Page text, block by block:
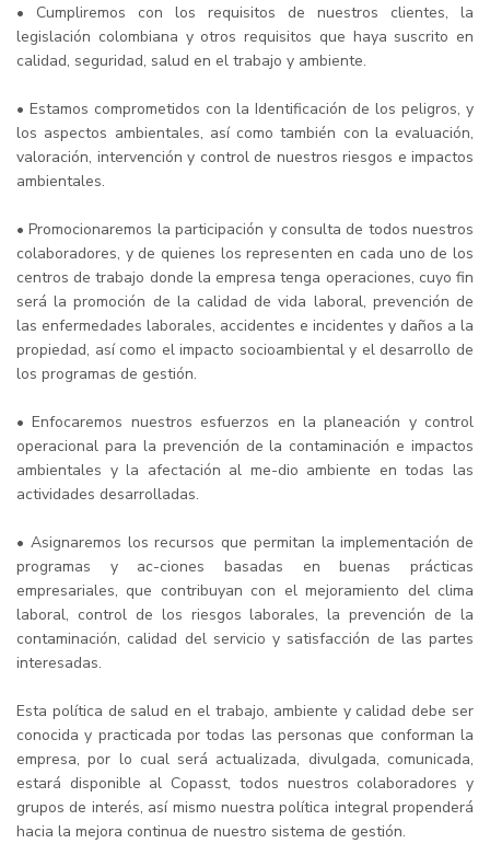
• Cumpliremos con los requisitos de nuestros clientes, la
legislación colombiana y otros requisitos que haya suscrito en
calidad, seguridad, salud en el trabajo y ambiente.
• Estamos comprometidos con la Identificación de los peligros, y
los aspectos ambientales, así como también con la evaluación,
valoración, intervención y control de nuestros riesgos e impactos
ambientales.
• Promocionaremos la participación y consulta de todos nuestros
colaboradores, y de quienes los representen en cada uno de los
centros de trabajo donde la empresa tenga operaciones, cuyo fin
será la promoción de la calidad de vida laboral, prevención de
las enfermedades laborales, accidentes e incidentes y daños a la
propiedad, así como el impacto socioambiental y el desarrollo de
los programas de gestión.
• Enfocaremos nuestros esfuerzos en la planeación y control
operacional para la prevención de la contaminación e impactos
ambientales y la afectación al me-dio ambiente en todas las
actividades desarrolladas.
• Asignaremos los recursos que permitan la implementación de
programas y ac-ciones basadas en buenas prácticas
empresariales, que contribuyan con el mejoramiento del clima
laboral, control de los riesgos laborales, la prevención de la
contaminación, calidad del servicio y satisfacción de las partes
interesadas.
Esta política de salud en el trabajo, ambiente y calidad debe ser
conocida y practicada por todas las personas que conforman la
empresa, por lo cual será actualizada, divulgada, comunicada,
estará disponible al Copasst, todos nuestros colaboradores y
grupos de interés, así mismo nuestra política integral propenderá
hacia la mejora continua de nuestro sistema de gestión.